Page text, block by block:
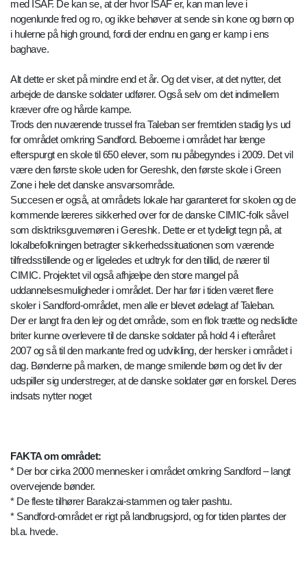
med ISAF. De kan se, at der hvor ISAF er, kan man leve i
nogenlunde fred og ro, og ikke behøver at sende sin kone og børn op
i hulerne på high ground, fordi der endnu en gang er kamp i ens
baghave.
Alt dette er sket på mindre end et år. Og det viser, at det nytter, det
arbejde de danske soldater udfører. Også selv om det indimellem
kræver ofre og hårde kampe.
Trods den nuværende trussel fra Taleban ser fremtiden stadig lys ud
for området omkring Sandford. Beboerne i området har længe
efterspurgt en skole til 650 elever, som nu påbegyndes i 2009. Det vil
være den første skole uden for Gereshk, den første skole i Green
Zone i hele det danske ansvarsområde.
Succesen er også, at områdets lokale har garanteret for skolen og de
kommende læreres sikkerhed over for de danske CIMIC-folk såvel
som disktriksguvernøren i Gereshk. Dette er et tydeligt tegn på, at
lokalbefolkningen betragter sikkerhedssituationen som værende
tilfredsstillende og er ligeledes et udtryk for den tillid, de nærer til
CIMIC. Projektet vil også afhjælpe den store mangel på
uddannelsesmuligheder i området. Der har før i tiden været flere
skoler i Sandford-området, men alle er blevet ødelagt af Taleban.
Der er langt fra den lejr og det område, som en flok trætte og nedslidte
briter kunne overlevere til de danske soldater på hold 4 i efteråret
2007 og så til den markante fred og udvikling, der hersker i området i
dag. Bønderne på marken, de mange smilende børn og det liv der
udspiller sig understreger, at de danske soldater gør en forskel. Deres
indsats nytter noget
FAKTA om området:
* Der bor cirka 2000 mennesker i området omkring Sandford – langt
overvejende bønder.
* De fleste tilhører Barakzai-stammen og taler pashtu.
* Sandford-området er rigt på landbrugsjord, og for tiden plantes der
bl.a. hvede.